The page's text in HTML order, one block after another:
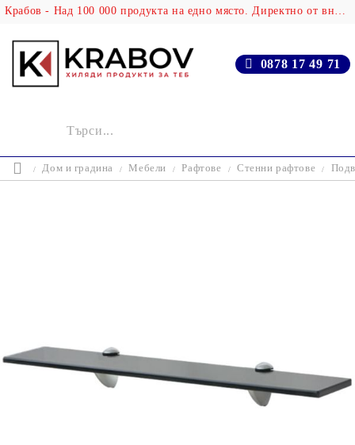
Крабов - Над 100 000 продукта на едно място. Директно от вносителя!
0878 17 49 71
Дом и градина Мебели Рафтове Стенни рафтове